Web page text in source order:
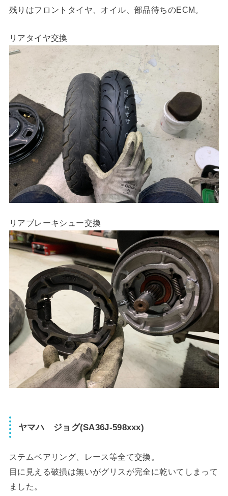
残りはフロントタイヤ、オイル、部品待ちのECM。
リアタイヤ交換
リアブレーキシュー交換
ヤマハ ジョグ(SA36J-598xxx)
ステムベアリング、レース等全て交換。
目に見える破損は無いがグリスが完全に乾いてしまって
ました。